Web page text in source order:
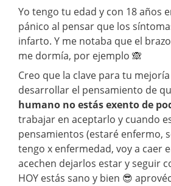
Yo tengo tu edad y con 18 años
pánico al pensar que los
infarto. Y me notaba que el
me dormía, por ejemplo 🙈
Creo que la clave para tu
desarrollar el pensamiento de
humano no estás exento de
trabajar en aceptarlo y cuando
pensamientos (estaré enfermo,
tengo x enfermedad, voy a caer
acechen dejarlos estar y seguir
HOY estás sano y bien 😎